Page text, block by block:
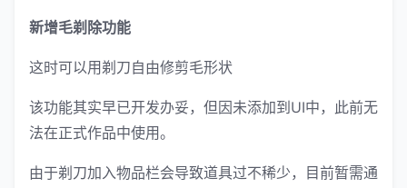
新增毛剃除功能
这时可以用剃刀自由修剪毛形状
该功能其实早已开发办妥，但因未添加到UI中，此前无
法在正式作品中使用。
由于剃刀加入物品栏会导致道具过不稀少，目前暂需通